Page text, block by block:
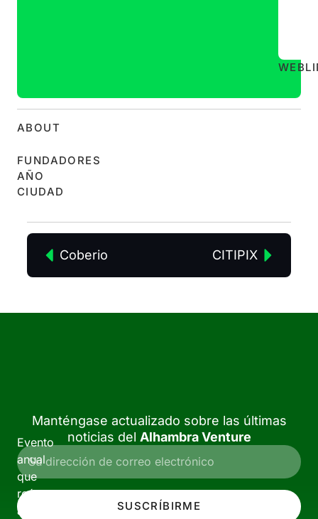
WEB
ABOUT
FUNDADORES
AÑO
CIUDAD
Coberio CITIPIX
Evento
anual
que
reúne
a
Manténgase actualizado sobre las últimas
noticias del Alhambra Venture
SUSCRÍBIRME